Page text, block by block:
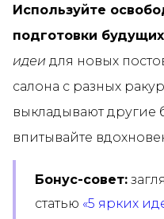
Используйте
подготовки
идеи для новых
салона с разных
выкладывают
впитывайте
Бонус-совет:
статью «5 ярких